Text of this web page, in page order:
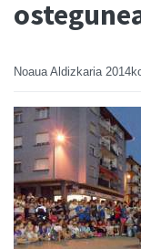
Noaua Aldizkaria